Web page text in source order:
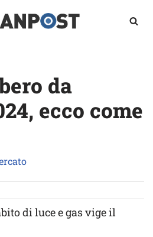
da
ecco come
di luce e gas vige il